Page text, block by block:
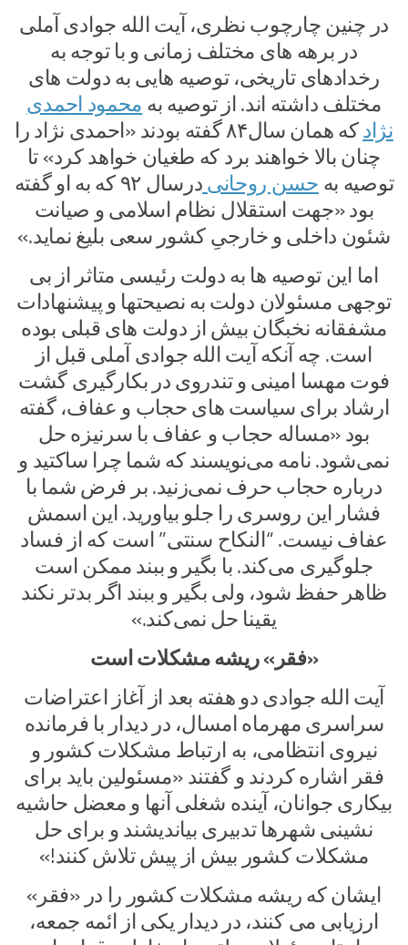
در چنین چارچوب نظری، آیت الله جوادی آملی
در برهه های مختلف زمانی و با توجه به
رخدادهای تاریخی، توصیه هایی به دولت های
مختلف داشته اند. از توصیه به محمود احمدی
نژاد
که همان سال۸۴ گفته بودند «احمدی نژاد را
چنان بالا خواهند برد که طغیان خواهد کرد» تا
توصیه به حسن روحانی
درسال ۹۲ که به او گفته
بود «جهت استقلال نظام اسلامی و صیانت
شئون داخلی و خارجیِ کشور سعی بلیغ نماید.»
اما این توصیه ها به دولت رئیسی متاثر از بی
توجهی مسئولان دولت به نصیحتها و پیشنهادات
مشفقانه نخبگان بیش از دولت های قبلی بوده
است. چه آنکه آیت الله جوادی آملی قبل از
فوت مهسا امینی و تندروی در بکارگیری گشت
ارشاد برای سیاست های حجاب و عفاف، گفته
بود «مساله حجاب و عفاف با سرنیزه حل
نمی‌شود. نامه می‌نویسند که شما چرا ساکتید و
درباره حجاب حرف نمی‌زنید. بر فرض شما با
فشار این روسری را جلو بیاورید. این اسمش
عفاف نیست. “النکاح سنتی” است که از فساد
جلوگیری می‌کند. با بگیر و ببند ممکن است
ظاهر حفظ شود، ولی بگیر و ببند اگر بدتر نکند
یقینا حل نمی‌کند.»
«فقر» ریشه مشکلات است
آیت الله جوادی دو هفته بعد از آغاز اعتراضات
سراسری مهرماه امسال، در دیدار با فرمانده
نیروی انتظامی، به ارتباط مشکلات کشور و
فقر اشاره کردند و گفتند «مسئولین باید برای
بیکاری جوانان، آینده شغلی آنها و معضل حاشیه
نشینی شهرها تدبیری بیاندیشند و برای حل
مشکلات کشور بیش از پیش تلاش کنند!»
ایشان که ریشه مشکلات کشور را در «فقر»
ارزیابی می کنند، در دیدار یکی از ائمه جمعه،